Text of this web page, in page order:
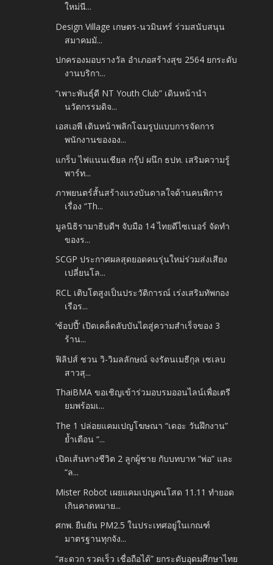
ใหม่นี...
Design Village เกษตร-นวมินทร์ ร่วมสนับสนุน
สมาคมมั...
ปกครองมอบรางวัล อำเภอสร้างสุข 2564 ยกระดับ
งานบริกา...
“เพาะพันธุ์ดี NT Youth Club” เดินหน้านำ
นวัตกรรมดิจ...
เอสเอพี เดินหน้าพลิกโฉมรูปแบบการจัดการ
พนักงานขององ...
แกร็บ ไฟแนนเชียล กรุ๊ป ผนึก ธปท. เสริมความรู้
พาร์ท...
ภาพยนตร์สั้นสร้างแรงบันดาลใจด้านคนพิการ
เรื่อง “Th...
มูลนิธิรามาธิบดีฯ จับมือ 14 ไทยดีไซเนอร์ จัดทำ
ของร...
SCGP ประกาศผลสุดยอดคนรุ่นใหม่ร่วมส่งเสียง
เปลี่ยนโล...
RCL เติบโตสูงเป็นประวัติการณ์ เร่งเสริมทัพกอง
เรือร...
‘ช้อปปี้’ เปิดเคล็ดลับบันไดสู่ความสำเร็จของ 3
ร้าน...
ฟิลิปส์ ชวน วิ-วิมลลักษณ์ จงรัตนเมธีกุล เซเลบ
สาวสุ...
ThaiBMA ขอเชิญเข้าร่วมอบรมออนไลน์เพื่อเตรี
ยมพร้อมเ...
The 1 ปล่อยแคมเปญโฆษณา “เดอะ วันฝึกงาน”
ย้ำเตือน “...
เปิดเส้นทางชีวิต 2 ลูกผู้ชาย กับบทบาท “พ่อ” และ
“ล...
Mister Robot เผยแคมเปญคนโสด 11.11 ทำยอด
เกินคาดหมาย...
ศกพ. ยืนยัน PM2.5 ในประเทศอยู่ในเกณฑ์
มาตรฐานทุกจัง...
“สะดวก รวดเร็ว เชื่อถือได้” ยกระดับอุดมศึกษาไทย